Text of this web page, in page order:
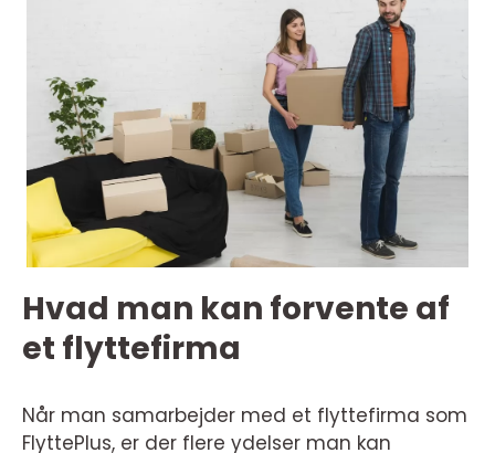
Hvad man kan forvente af
et flyttefirma
Når man samarbejder med et flyttefirma som
FlyttePlus, er der flere ydelser man kan